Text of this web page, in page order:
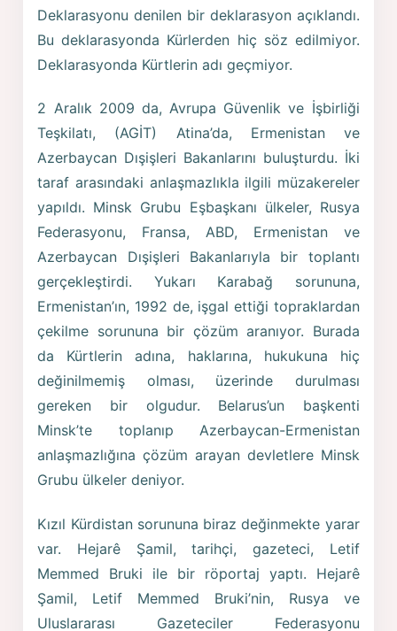
Deklarasyonu denilen bir deklarasyon açıklandı.
Bu deklarasyonda Kürlerden hiç söz edilmiyor.
Deklarasyonda Kürtlerin adı geçmiyor.
2 Aralık 2009 da, Avrupa Güvenlik ve İşbirliği
Teşkilatı, (AGİT) Atina’da, Ermenistan ve
Azerbaycan Dışişleri Bakanlarını buluşturdu. İki
taraf arasındaki anlaşmazlıkla ilgili müzakereler
yapıldı. Minsk Grubu Eşbaşkanı ülkeler, Rusya
Federasyonu, Fransa, ABD, Ermenistan ve
Azerbaycan Dışişleri Bakanlarıyla bir toplantı
gerçekleştirdi. Yukarı Karabağ sorununa,
Ermenistan’ın, 1992 de, işgal ettiği topraklardan
çekilme sorununa bir çözüm aranıyor. Burada
da Kürtlerin adına, haklarına, hukukuna hiç
değinilmemiş olması, üzerinde durulması
gereken bir olgudur. Belarus’un başkenti
Minsk’te toplanıp Azerbaycan-Ermenistan
anlaşmazlığına çözüm arayan devletlere Minsk
Grubu ülkeler deniyor.
Kızıl Kürdistan sorununa biraz değinmekte yarar
var. Hejarê Şamil, tarihçi, gazeteci, Letif
Memmed Bruki ile bir röportaj yaptı. Hejarê
Şamil, Letif Memmed Bruki’nin, Rusya ve
Uluslararası Gazeteciler Federasyonu